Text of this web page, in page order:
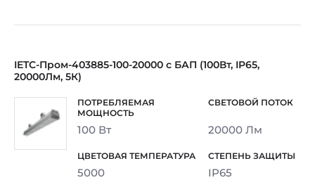
IETC-Пром-403885-100-20000 с БАП (100Вт, IP65,
20000Лм, 5К)
100 Вт 20000 Лм
5000 IP65